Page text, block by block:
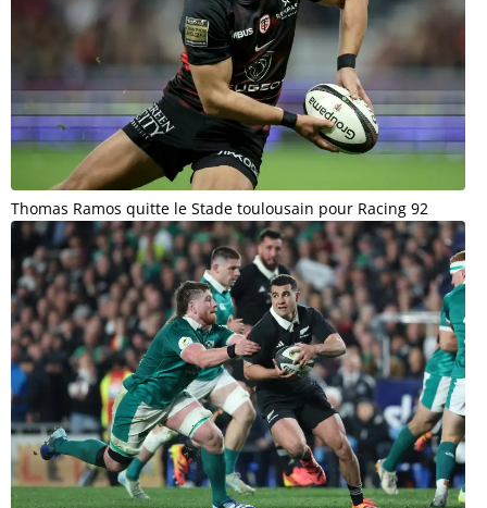
Thomas Ramos quitte le Stade toulousain pour Racing 92